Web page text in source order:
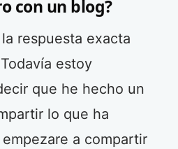
con un blog?
respuesta exacta
estoy
que he hecho un
lo que ha
a compartir